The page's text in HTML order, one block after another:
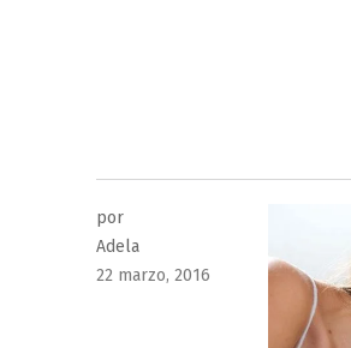
por
Adela
Publicado
22 marzo, 2016